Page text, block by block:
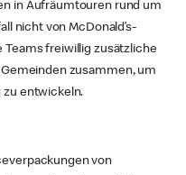
in Aufräumtouren rund um
nicht von McDonald’s-
Teams freiwillig zusätzliche
zusammen, um
zu entwickeln.
von